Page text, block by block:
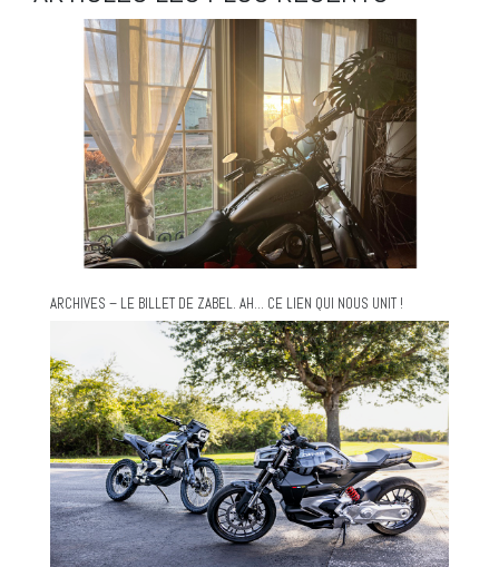
ARCHIVES – LE BILLET DE ZABEL. AH… CE LIEN QUI NOUS UNIT !